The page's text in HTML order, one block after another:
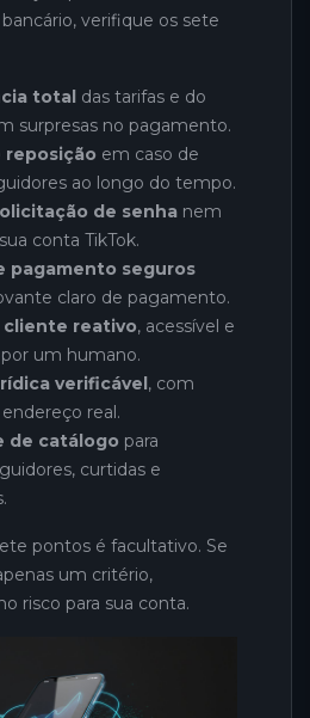
verifique os sete
total das tarifas e do
surpresas no pagamento.
reposição em caso de
ao longo do tempo.
de senha nem
conta TikTok.
pagamento seguros
claro de pagamento.
cliente reativo, acessível e
um humano.
verificável, com
real.
de catálogo para
curtidas e
pontos é facultativo. Se
um critério,
risco para sua conta.